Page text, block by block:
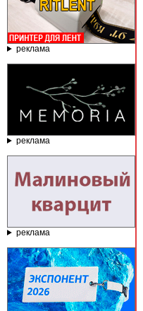
реклама
реклама
реклама